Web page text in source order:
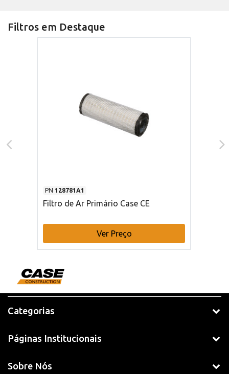
Filtros em Destaque
PN 128781A1
Filtro de Ar Primário Case CE
Ver Preço
Categorias
Páginas Institucionais
Sobre Nós